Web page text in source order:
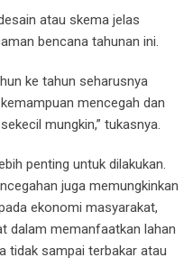
atau skema jelas
bencana tahunan ini.
ke tahun seharusnya
mencegah dan
mungkin,” tukasnya.
penting untuk dilakukan.
juga memungkinkan
ekonomi masyarakat,
dalam memanfaatkan lahan
tidak sampai terbakar atau